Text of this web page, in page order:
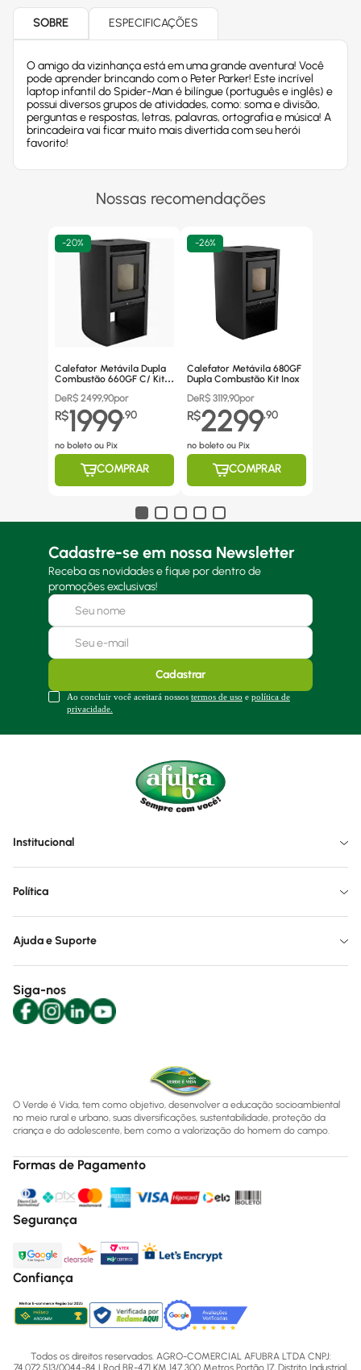
SOBRE ESPECIFICAÇÕES
O amigo da vizinhança está em uma grande aventura! Você
pode aprender brincando com o Peter Parker! Este incrível
laptop infantil do Spider-Man é bilíngue (português e inglês) e
possui diversos grupos de atividades, como: soma e divisão,
perguntas e respostas, letras, palavras, ortografia e música! A
brincadeira vai ficar muito mais divertida com seu herói
favorito!
Nossas recomendações
-20%
Calefator Metávila Dupla
Combustão 660GF C/ Kit
DeR$ 2499,90por
R$1999,90
no boleto ou Pix
COMPRAR
-26%
Calefator Metávila 680GF
Dupla Combustão Kit Inox
DeR$ 3119,90por
R$2299,90
no boleto ou Pix
COMPRAR
Cadastre-se em nossa Newsletter
Receba as novidades e fique por dentro de
promoções exclusivas!
Cadastrar
Ao concluir você aceitará nossos termos de uso e política de
privacidade.
Institucional
Política
Ajuda e Suporte
Siga-nos
O Verde é Vida, tem como objetivo, desenvolver a educação socioambiental
no meio rural e urbano, suas diversificações, sustentabilidade, proteção da
criança e do adolescente, bem como a valorização do homem do campo.
Formas de Pagamento
Segurança
Confiança
Todos os direitos reservados. AGRO-COMERCIAL AFUBRA LTDA CNPJ:
74.072.513/0044-84 | Rod BR-471 KM 147 300 Metros Portão 17, Distrito Industrial,